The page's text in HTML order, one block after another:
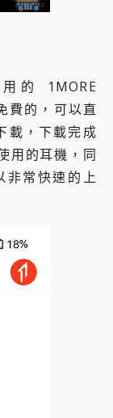
的 1MORE
費的，可以直
載，下載完成
用的耳機，同
非常快速的上